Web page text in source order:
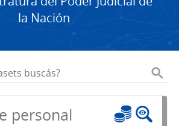
la Nación
personal